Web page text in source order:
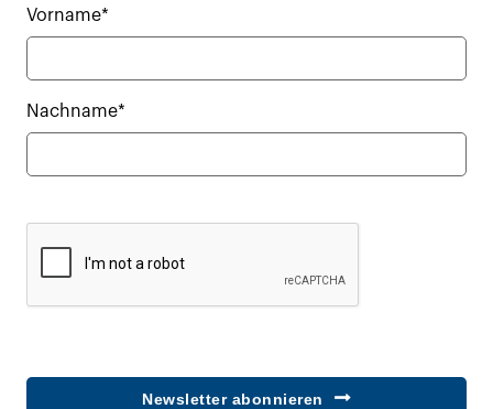
Vorname*
Nachname*
Newsletter abonnieren